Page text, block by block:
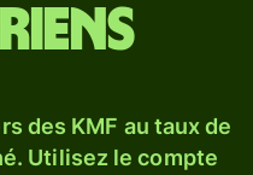
des KMF au taux de
Utilisez le compte